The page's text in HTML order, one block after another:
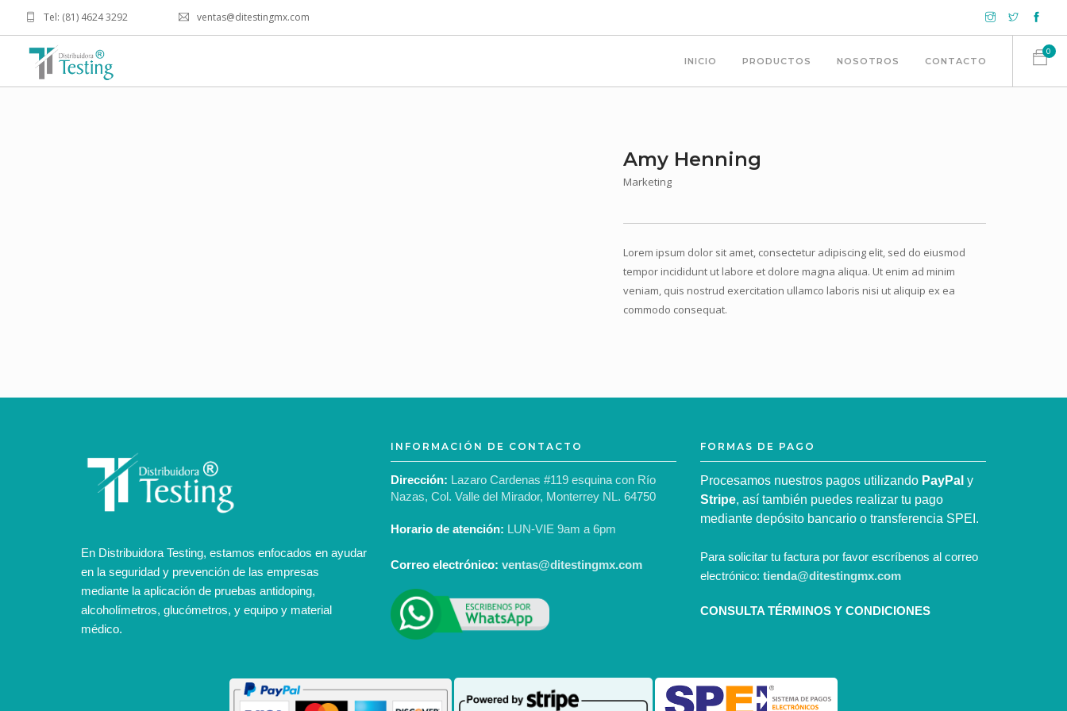
Tel: (81) 4624 3292 ventas@ditestingmx.com
INICIO PRODUCTOS NOSOTROS CONTACTO
0
Amy Henning
Marketing
Lorem ipsum dolor sit amet, consectetur adipiscing elit, sed do eiusmod
tempor incididunt ut labore et dolore magna aliqua. Ut enim ad minim
veniam, quis nostrud exercitation ullamco laboris nisi ut aliquip ex ea
commodo consequat.
En Distribuidora Testing, estamos enfocados en ayudar
en la seguridad y prevención de las empresas
mediante la aplicación de pruebas antidoping,
alcoholímetros, glucómetros, y equipo y material
médico.
INFORMACIÓN DE CONTACTO
Dirección: Lazaro Cardenas #119 esquina con Río
Nazas, Col. Valle del Mirador, Monterrey NL. 64750
Horario de atención: LUN-VIE 9am a 6pm
Correo electrónico: ventas@ditestingmx.com
FORMAS DE PAGO
Procesamos nuestros pagos utilizando PayPal y
Stripe, así también puedes realizar tu pago
mediante depósito bancario o transferencia SPEI.
Para solicitar tu factura por favor escríbenos al correo
electrónico: tienda@ditestingmx.com
CONSULTA TÉRMINOS Y CONDICIONES